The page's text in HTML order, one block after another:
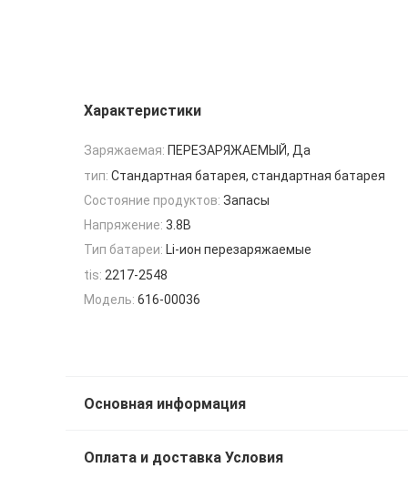
Характеристики
Заряжаемая: ПЕРЕЗАРЯЖАЕМЫЙ, Да
тип: Стандартная батарея, стандартная батарея
Состояние продуктов: Запасы
Напряжение: 3.8В
Тип батареи: Li-ион перезаряжаемые
tis: 2217-2548
Модель: 616-00036
Основная информация
Оплата и доставка Условия